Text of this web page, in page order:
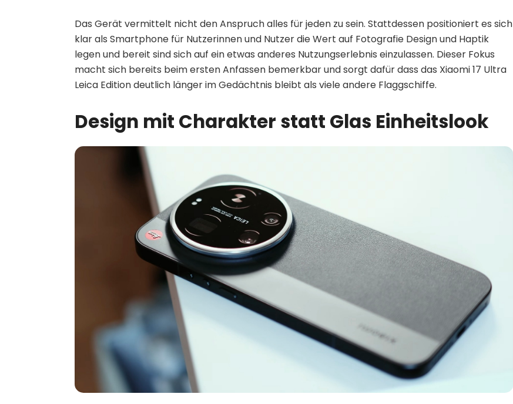
Das Gerät vermittelt nicht den Anspruch alles für jeden zu sein. Stattdessen positioniert es sich
klar als Smartphone für Nutzerinnen und Nutzer die Wert auf Fotografie Design und Haptik
legen und bereit sind sich auf ein etwas anderes Nutzungserlebnis einzulassen. Dieser Fokus
macht sich bereits beim ersten Anfassen bemerkbar und sorgt dafür dass das Xiaomi 17 Ultra
Leica Edition deutlich länger im Gedächtnis bleibt als viele andere Flaggschiffe.
Design mit Charakter statt Glas Einheitslook